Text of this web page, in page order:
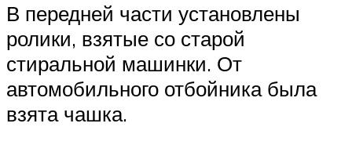
В передней части установлены
ролики, взятые со старой
стиральной машинки. От
автомобильного отбойника была
взята чашка.